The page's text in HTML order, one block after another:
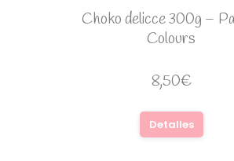
Choko delicce 300g –
Colours
8,50€
Detalles